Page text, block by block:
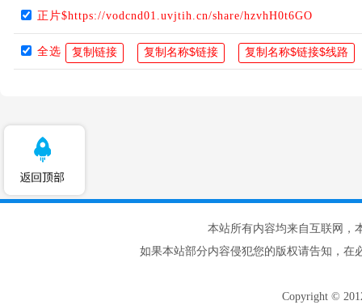
正片$https://vodcnd01.uvjtih.cn/share/hzvhH0t6GO
全选
本站所有内容均来自互联网，
如果本站部分内容侵犯您的版权请告知，在
Copyright ©